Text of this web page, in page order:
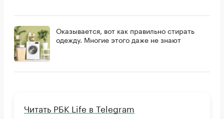
Оказывается, вот как правильно стирать
одежду. Многие этого даже не знают
Читать РБК Life в Telegram